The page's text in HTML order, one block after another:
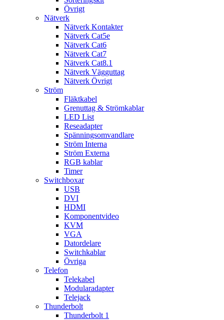
Övrigt
Nätverk
Nätverk Kontakter
Nätverk Cat5e
Nätverk Cat6
Nätverk Cat7
Nätverk Cat8.1
Nätverk Vägguttag
Nätverk Övrigt
Ström
Fläktkabel
Grenuttag & Strömkablar
LED List
Reseadapter
Spänningsomvandlare
Ström Interna
Ström Externa
RGB kablar
Timer
Switchboxar
USB
DVI
HDMI
Komponentvideo
KVM
VGA
Datordelare
Switchkablar
Övriga
Telefon
Telekabel
Modularadapter
Telejack
Thunderbolt
Thunderbolt 1